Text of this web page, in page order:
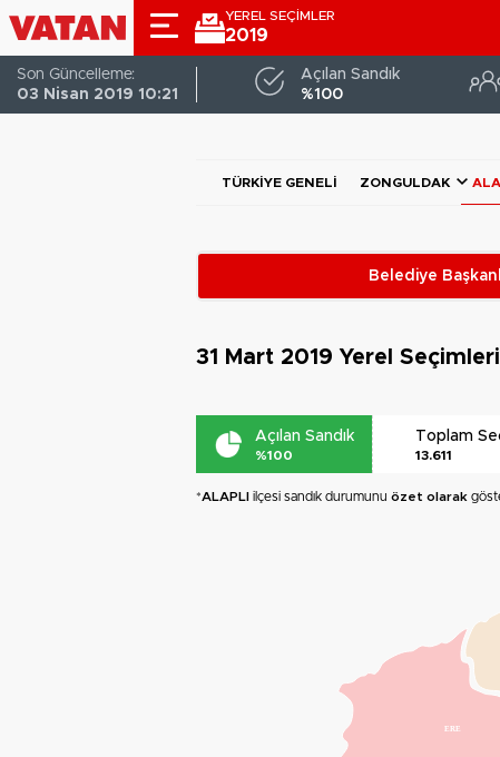
YEREL SEÇİMLER
2019
Son Güncelleme:
03 Nisan 2019 10:21
Açılan Sandık
%100
TÜRKIYE GENELI ZONGULDAK
Belediye
31 Mart 2019 Yerel Seçimleri
Açılan Sandık
%100
Toplam
13.611
*ALAPLI ilçesi sandık durumunu özet olarak
ERE